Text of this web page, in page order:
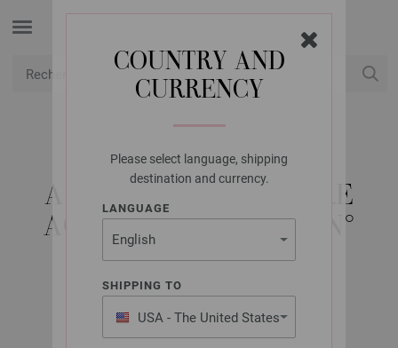
COUNTRY AND
CURRENCY
Please select language, shipping
destination and currency.
LANGUAGE
SHIPPING TO
USA - The United States
of America
LANA GROSSA
AIGUILLE CIRCULAIRE
ACIER INOXYDABLE N°
3,0/80CM